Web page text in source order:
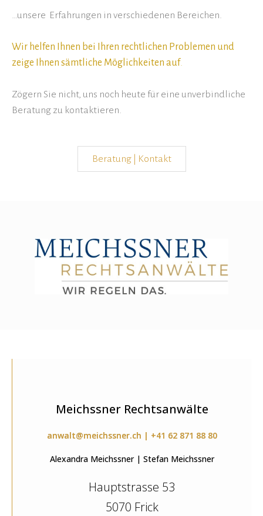
…unsere Erfahrungen in verschiedenen Bereichen.
Wir helfen Ihnen bei Ihren rechtlichen Problemen und
zeige Ihnen sämtliche Möglichkeiten auf.
Zögern Sie nicht, uns noch heute für eine unverbindliche
Beratung zu kontaktieren.
Beratung | Kontakt
Meichssner Rechtsanwälte
anwalt@meichssner.ch | +41 62 871 88 80
Alexandra Meichssner | Stefan Meichssner
Hauptstrasse 53
5070 Frick